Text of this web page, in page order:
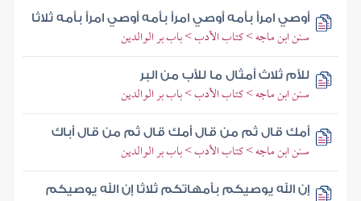
أوصي امرأ بأمه أوصي امرأ بأمه أوصي امرأ بأمه ثلاثا
سنن ابن ماجه > كتاب الأدب > باب بر الوالدين
للأم ثلاث أمثال ما للأب من البر
سنن ابن ماجه > كتاب الأدب > باب بر الوالدين
أمك قال ثم من قال أمك قال ثم من قال أباك
سنن ابن ماجه > كتاب الأدب > باب بر الوالدين
إن الله يوصيكم بأمهاتكم ثلاثا إن الله يوصيكم